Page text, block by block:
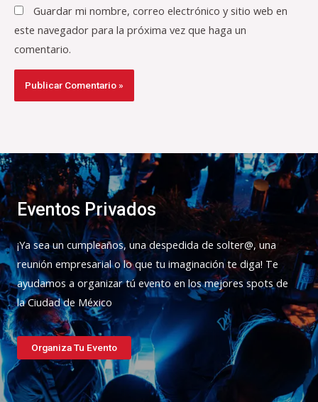
Guardar mi nombre, correo electrónico y sitio web en
este navegador para la próxima vez que haga un
comentario.
Eventos Privados
¡Ya sea un cumpleaños, una despedida de solter@, una
reunión empresarial o lo que tu imaginación te diga! Te
ayudamos a organizar tú evento en los mejores spots de
la Ciudad de México
Organiza Tu Evento